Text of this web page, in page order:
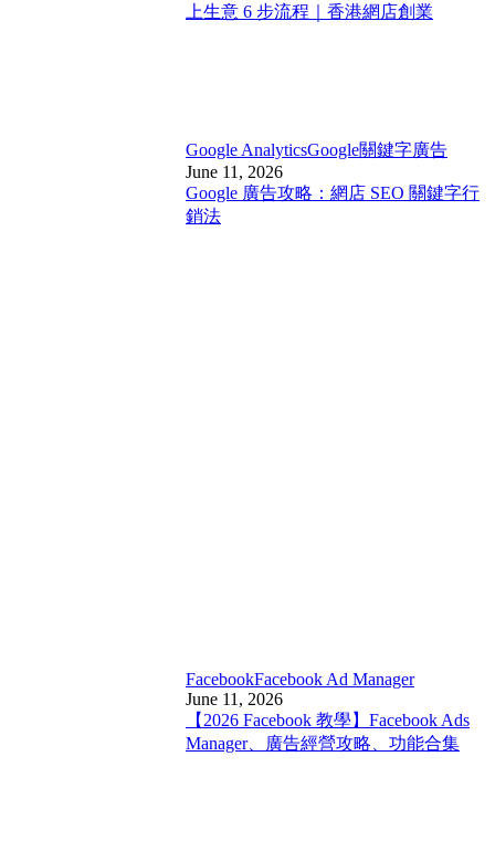
上生意 6 步流程｜香港網店創業
Google AnalyticsGoogle關鍵字廣告
June 11, 2026
Google 廣告攻略：網店 SEO 關鍵字行
銷法
FacebookFacebook Ad Manager
June 11, 2026
【2026 Facebook 教學】Facebook Ads
Manager、廣告經營攻略、功能合集